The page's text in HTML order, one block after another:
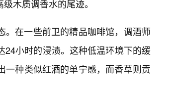
木质调香水的尾迹。
在一些前卫的精品咖啡馆，调酒师
小时的浸渍。这种低温环境下的缓
一种类似红酒的单宁感，而香草则贡